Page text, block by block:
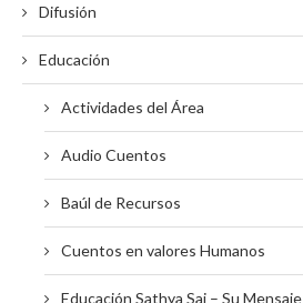
Difusión
Educación
Actividades del Área
Audio Cuentos
Baúl de Recursos
Cuentos en valores Humanos
Educación Sathya Sai – Su Mensaje